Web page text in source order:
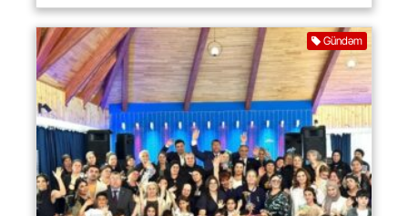
Gündəm